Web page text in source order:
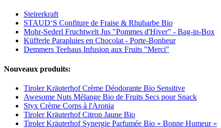
Steirerkraft
STAUD‘S Confiture de Fraise & Rhubarbe Bio
Mohr-Sederl Fruchtwelt Jus "Pommes d'Hiver" - Bag-in-Box
Küfferle Parapluies en Chocolat - Porte-Bonheur
Demmers Teehaus Infusion aux Fruits "Merci"
Nouveaux produits:
Tiroler Kräuterhof Crème Déodorante Bio Sensitive
Awesome Nuts Mélange Bio de Fruits Secs pour Snack
Styx Crème Corps à l'Aronia
Tiroler Kräuterhof Citron Jaune Bio
Tiroler Kräuterhof Synergie Parfumée Bio « Bonne Humeur »